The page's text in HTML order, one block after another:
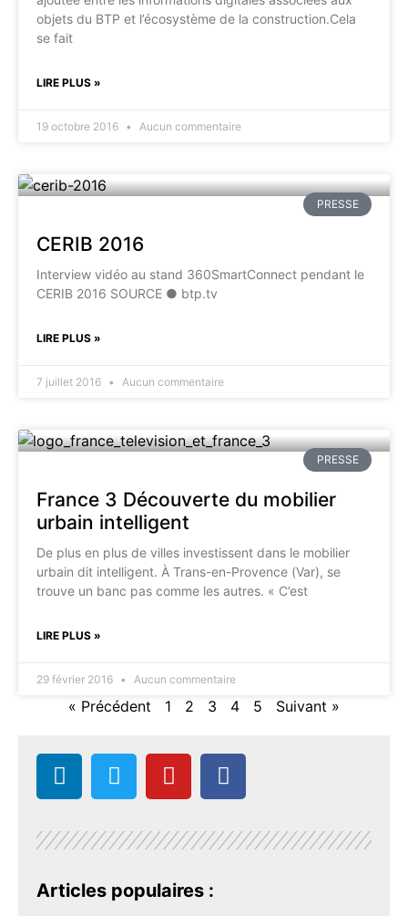
objets du BTP et l’écosystème de la construction.Cela
se fait
LIRE PLUS »
19 octobre 2016 Aucun commentaire
PRESSE
CERIB 2016
Interview vidéo au stand 360SmartConnect pendant le
CERIB 2016 SOURCE ● btp.tv
LIRE PLUS »
7 juillet 2016 Aucun commentaire
PRESSE
France 3 Découverte du mobilier
urbain intelligent
De plus en plus de villes investissent dans le mobilier
urbain dit intelligent. À Trans-en-Provence (Var), se
trouve un banc pas comme les autres. « C’est
LIRE PLUS »
29 février 2016 Aucun commentaire
« Précédent 1 2 3 4 5 Suivant »
Articles populaires :